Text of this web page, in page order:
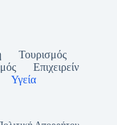
Τουρισμός
Επιχειρείν
Υγεία